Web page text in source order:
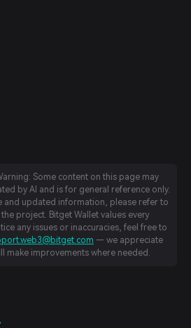
Some content on this page may
by AI and is for general reference only.
and updated information, please refer to
project. Bitget Wallet values every
any issues or inaccuracies, feel free to
— we appreciate
make improvements where needed.